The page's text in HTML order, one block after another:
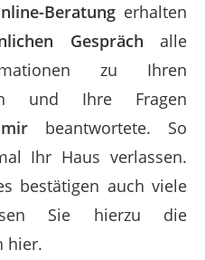
Beratungerhalten
Gespräch alle
zu Ihren
und Ihre Fragen
beantwortete. So
Ihr Haus verlassen.
bestätigen auch viele
Sie hierzu die
hier.